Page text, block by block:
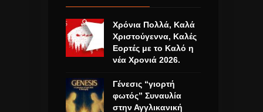
Χρόνια Πολλά, Καλά
Χριστούγεννα, Καλές
Εορτές με το Καλό η
νέα Χρονιά 2026.
Γένεσις “γιορτή
φωτός” Συναυλία
στην Αγγλικανική